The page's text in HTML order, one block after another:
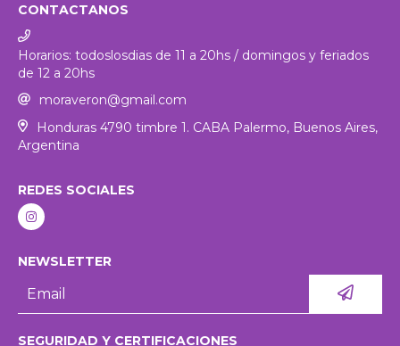
CONTACTANOS
Horarios: todoslosdias de 11 a 20hs / domingos y feriados
de 12 a 20hs
moraveron@gmail.com
Honduras 4790 timbre 1. CABA Palermo, Buenos Aires,
Argentina
REDES SOCIALES
NEWSLETTER
SEGURIDAD Y CERTIFICACIONES